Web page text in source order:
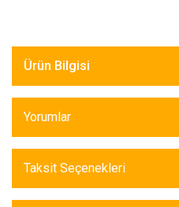
Ürün Bilgisi
Yorumlar
Taksit Seçenekleri